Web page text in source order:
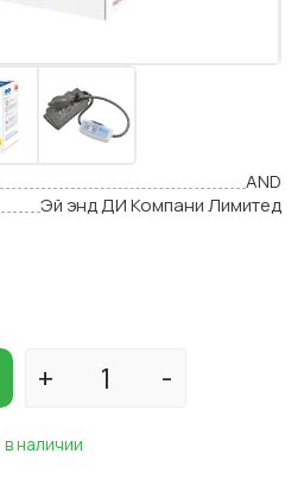
AND
Эй энд ДИ Компани Лимитед
в наличии